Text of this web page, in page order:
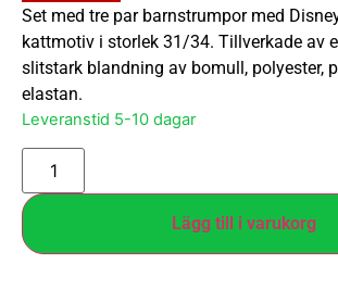
Set med tre par barnstrumpor med
kattmotiv i storlek 31/34. Tillverkade av
slitstark blandning av bomull, polyester,
elastan.
Leveranstid 5-10 dagar
Lägg till i varukorg